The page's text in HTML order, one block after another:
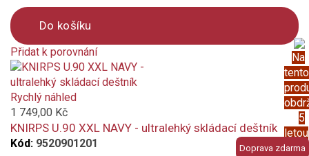
Na
tento
5
letou
Do košíku
Přidat k porovnání
Product
is
added
to
compare
Doprava zdarma
Rychlý náhled
1 749,00 Kč
KNIRPS U.90 XXL NAVY - ultralehký skládací deštník
Kód: 9520901201